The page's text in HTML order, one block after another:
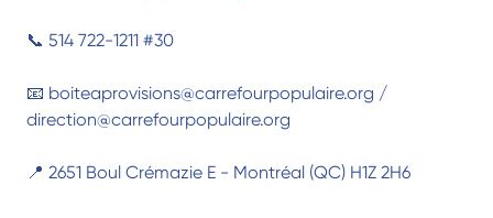
📞 514 722-1211 #30
📧 boiteaprovisions@carrefourpopulaire.org /
direction@carrefourpopulaire.org
📍 2651 Boul Crémazie E - Montréal (QC) H1Z 2H6